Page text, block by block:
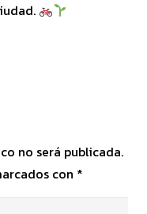
no será publicada.
con *